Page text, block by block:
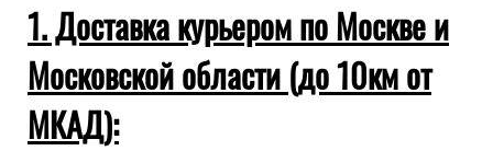
1. Доставка курьером по Москве и
Московской области (до 10км от
МКАД):